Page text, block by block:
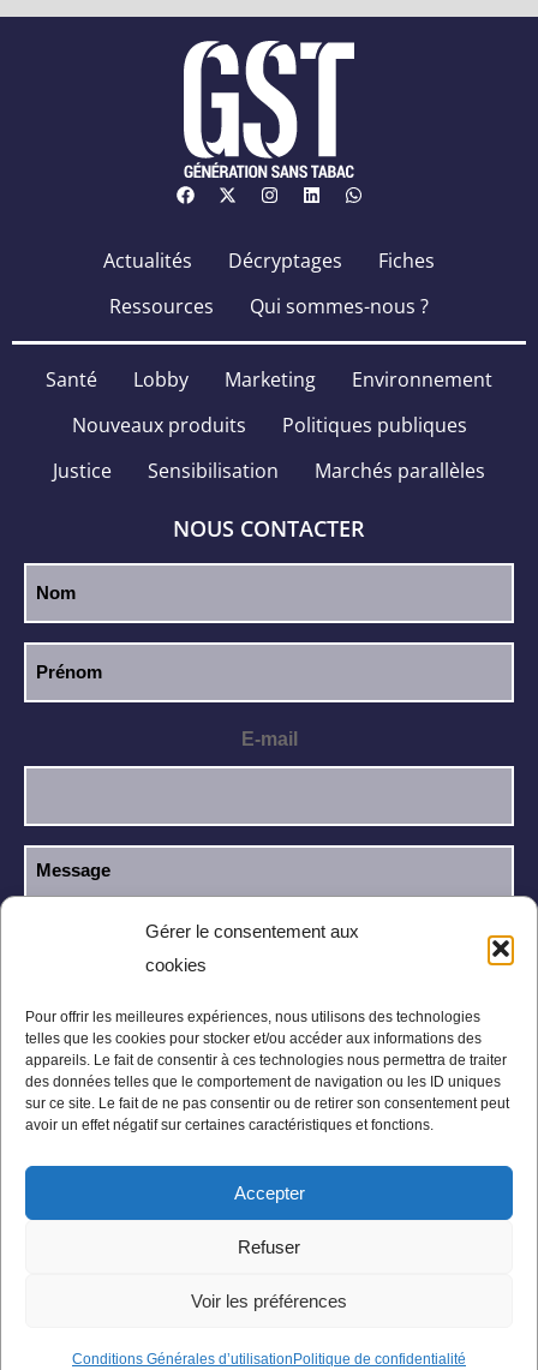
Gérer le consentement aux
cookies
Pour offrir les meilleures expériences, nous utilisons des technologies
telles que les cookies pour stocker et/ou accéder aux informations des
appareils. Le fait de consentir à ces technologies nous permettra de traiter
des données telles que le comportement de navigation ou les ID uniques
sur ce site. Le fait de ne pas consentir ou de retirer son consentement peut
avoir un effet négatif sur certaines caractéristiques et fonctions.
Accepter
Refuser
Voir les préférences
Conditions Générales d’utilisation Politique de confidentialité
Actualités Décryptages
Fiches
Ressources
Qui sommes-nous ?
Santé Lobby Marketing
Environnement
Nouveaux produits
Politiques publiques
Justice
Sensibilisation Marchés parallèles
NOUS CONTACTER
E-mail
J’ai lu et j’accepte la
confidentialité.
Politique de confidentialité
Conditions Générales Plan du site